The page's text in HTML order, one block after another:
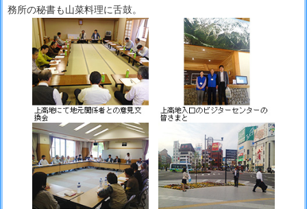
務所の秘書も山菜料理に舌鼓。